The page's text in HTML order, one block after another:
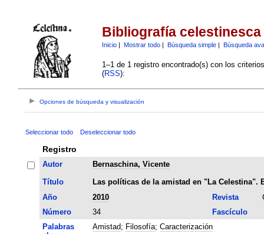
Bibliografía celestinesca
Inicio| Mostrar todo| Búsqueda simple| Búsqueda
1–1 de 1 registro encontrado(s) con los
(RSS):
Opciones de búsqueda y visualización
Seleccionar todo Deseleccionar todo
Registro
Autor
Bernaschina, Vicente
Título
Las políticas de la amistad en "La Celestina".
Año
2010 Revista
Número
34
Fascículo
Palabras
Amistad; Filosofía; Caracterización